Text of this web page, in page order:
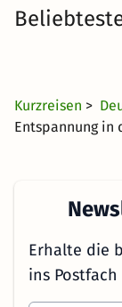
Kurzreisen >
Entspannung in
Erhalte die
ins Postfach